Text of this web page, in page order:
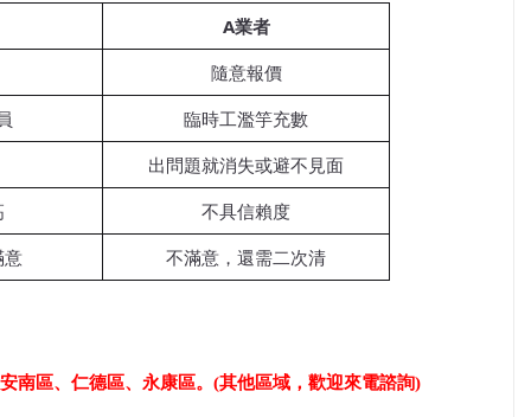
A業者
隨意報價
臨時工濫竽充數
出問題就消失或避不見面
不具信賴度
意
不滿意，還需二次清
南區、仁德區、永康區。 (其他區域，歡迎來電諮詢)